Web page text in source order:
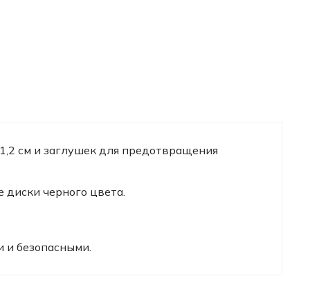
см и заглушек для предотвращения
черного цвета.
и безопасными.